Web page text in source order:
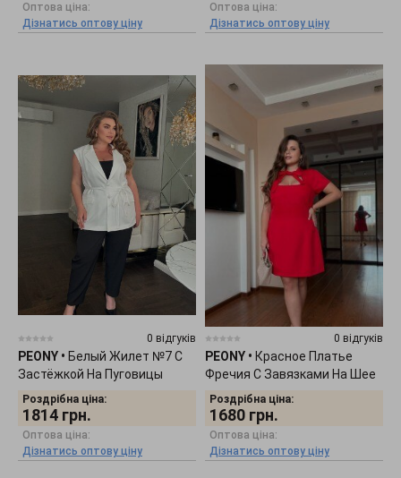
Оптова ціна:
Дізнатись оптову ціну
Оптова ціна:
Дізнатись оптову ціну
0 відгуків
PEONY • Белый Жилет №7 С
Застёжкой На Пуговицы
0505262
Роздрібна ціна:
1814 грн.
Оптова ціна:
Дізнатись оптову ціну
0 відгуків
PEONY • Красное Платье
Фречия С Завязками На Шее
2804262
Роздрібна ціна:
1680 грн.
Оптова ціна:
Дізнатись оптову ціну